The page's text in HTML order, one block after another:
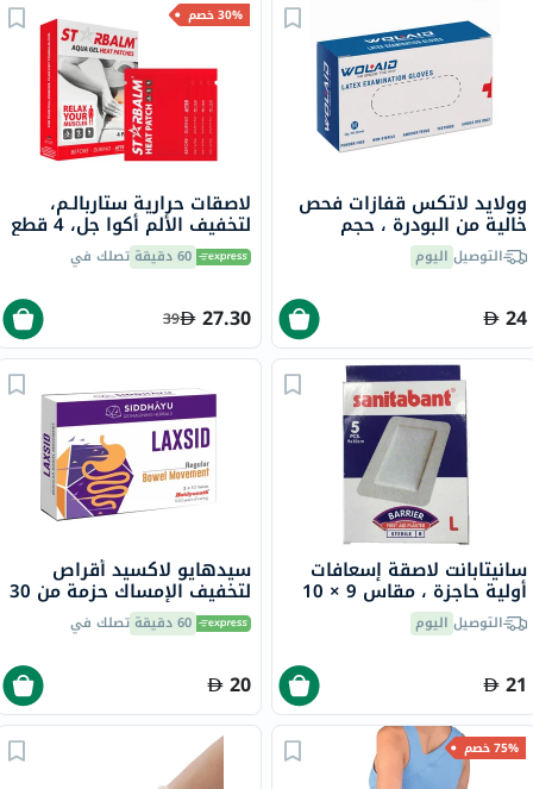
وولايد لاتكس قفازات فحص
خالية من البودرة ، حجم
متوسط، حزمه من 100
التوصيل اليوم
24
30% خصم
لاصقات حرارية ستاربالـم،
لتخفيف الألم أكوا جل، 4 قطع
60 دقيقة تصلك في
27.30
39
سانيتابانت لاصقة إسعافات
أولية حاجزة ، مقاس 9 × 10
سم، كبيرة، 5 قطع
التوصيل اليوم
21
سيدهايو لاكسيد أقراص
لتخفيف الإمساك حزمة من 30
60 دقيقة تصلك في
20
75% خصم